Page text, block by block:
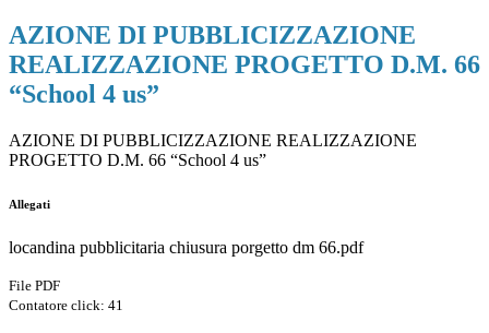
AZIONE DI PUBBLICIZZAZIONE
REALIZZAZIONE PROGETTO D.M. 66
“School 4 us”
AZIONE DI PUBBLICIZZAZIONE REALIZZAZIONE
PROGETTO D.M. 66 “School 4 us”
Allegati
locandina pubblicitaria chiusura porgetto dm 66.pdf
File PDF
Contatore click: 41